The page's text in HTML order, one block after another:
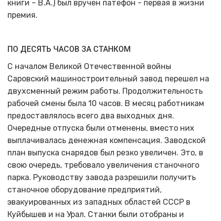
книги – В.А.) был вручен патефон - первая в жизни
премия.
ПО ДЕСЯТЬ ЧАСОВ ЗА СТАНКОМ
С началом Великой Отечественной войны
Саровский машиностроительный завод перешел на
двухсменный режим работы. Продолжительность
рабочей смены была 10 часов. В месяц работникам
предоставлялось всего два выходных дня.
Очередные отпуска были отменены, вместо них
выплачивалась денежная компенсация. Заводской
план выпуска снарядов был резко увеличен. Это, в
свою очередь, требовало увеличения станочного
парка. Руководству завода разрешили получить
станочное оборудование предприятий,
эвакуированных из западных областей СССР в
Куйбышев и на Урал. Станки были отобраны и